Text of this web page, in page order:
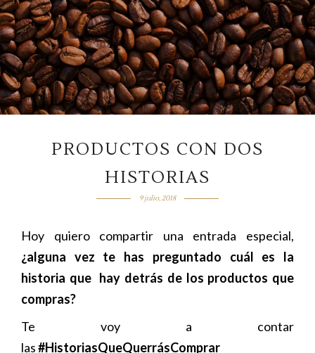
PRODUCTOS CON DOS
HISTORIAS
9 julio, 2018
Hoy quiero compartir una entrada especial,
¿alguna vez te has preguntado cuál es la
historia que hay detrás de los productos que
compras?
Te voy a contar
las#HistoriasQueQuerrásComprar